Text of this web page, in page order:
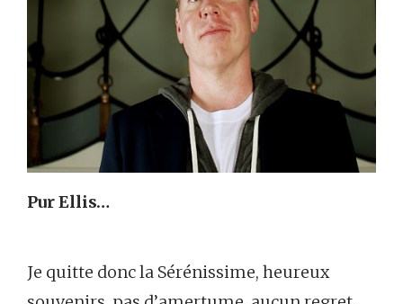
Pur Ellis…
Je quitte donc la Sérénissime, heureux